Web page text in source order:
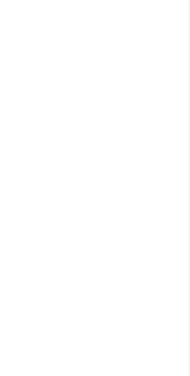
۲-۳: تمام ابزاری
می‌شود، فقط برای
که از این ابزار صرفاً
۲-۴: سایر
کامل‌تر به کاربر
ارتباط فروشگاه
برقرار می‌گردد و فقط